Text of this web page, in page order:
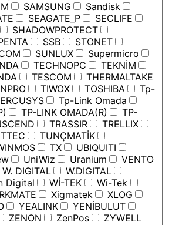
SAMSUNG
Sandisk
SEAGATE_P
SECLIFE
SHADOWPROTECT
SSB
STONET
SUNLUX
Supermicro
TECHNOPC
TEKNİM
TESCOM
THERMALTAKE
TIWOX TOSHIBA
Tp-
Tp-Link Omada
TP-LINK OMADA(R)
TP-
TRASSIR
TRELLIX
TTEC
TUNÇMATİK
TX
UBIQUITI
UniWiz Uranium
VENTO
W. DIGITAL
W.DIGITAL
Digital Wİ-TEK
Wi-Tek
Xigmatek
XLOG
YEALINK
YENİBULUT
ZENON ZenPos ZYWELL